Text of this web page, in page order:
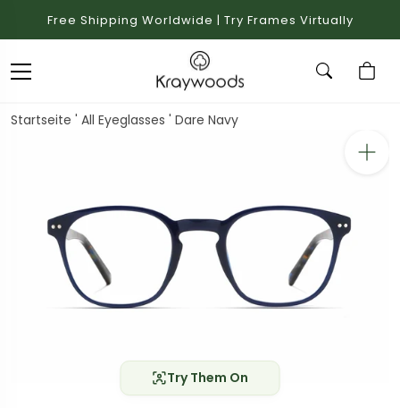
Free Shipping Worldwide | Try Frames Virtually
Startseite ' All Eyeglasses ' Dare Navy
Try Them On